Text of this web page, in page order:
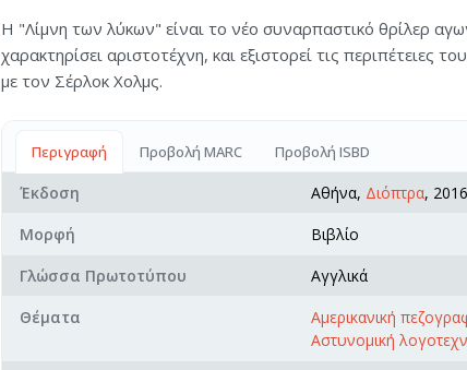
Η "Λίμνη των λύκων" είναι το νέο συναρπαστικό θρίλερ
χαρακτηρίσει αριστοτέχνη, και εξιστορεί τις περιπέτειες
με τον Σέρλοκ Χολμς.
Περιγραφή Προβολή MARC Προβολή ISBD
Έκδοση Αθήνα, Διόπτρα, 2016
Μορφή
Βιβλίο
Γλώσσα Πρωτοτύπου
Αγγλικά
Θέματα
Αμερικανική
Αστυνομική